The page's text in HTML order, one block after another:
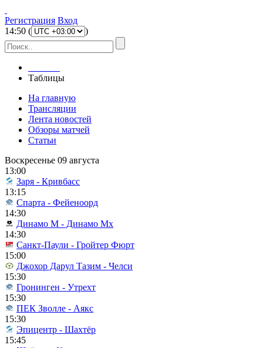
Регистрация Вход
14:50 ( )
Таблицы
На главную
Трансляции
Лента новостей
Обзоры матчей
Статьи
Воскресенье 09 августа
13:00
Заря - Кривбасс
13:15
Спарта - Фейеноорд
14:30
Динамо М - Динамо Мх
14:30
Санкт-Паули - Гройтер Фюрт
15:00
Джохор Дарул Тазим - Челси
15:30
Гронинген - Утрехт
15:30
ПЕК Зволле - Аякс
15:30
Эпицентр - Шахтёр
15:45